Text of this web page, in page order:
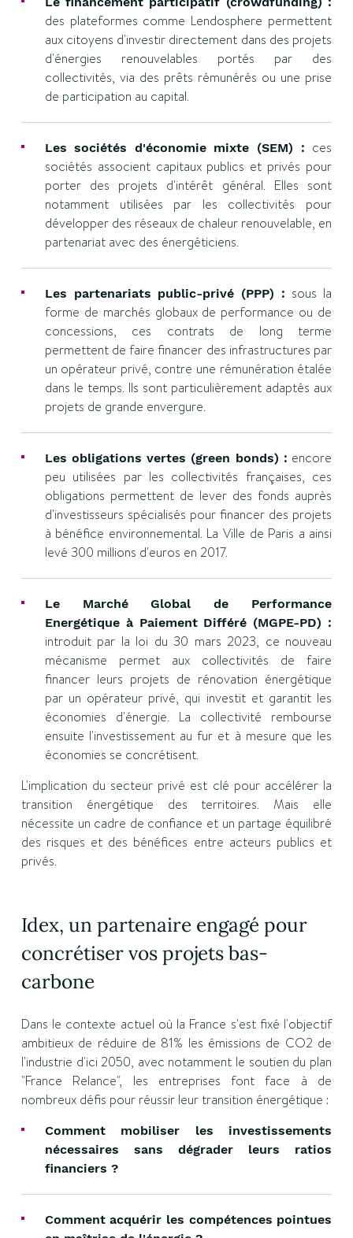
des plateformes comme Lendosphere permettent
aux citoyens d'investir directement dans des projets
d'énergies renouvelables portés par des
collectivités, via des prêts rémunérés ou une prise
de participation au capital.
Les sociétés d'économie mixte (SEM) : ces
sociétés associent capitaux publics et privés pour
porter des projets d'intérêt général. Elles sont
notamment utilisées par les collectivités pour
développer des réseaux de chaleur renouvelable, en
partenariat avec des énergéticiens.
Les partenariats public-privé (PPP) : sous la
forme de marchés globaux de performance ou de
concessions, ces contrats de long terme
permettent de faire financer des infrastructures par
un opérateur privé, contre une rémunération étalée
dans le temps. Ils sont particulièrement adaptés aux
projets de grande envergure.
Les obligations vertes (green bonds) : encore
peu utilisées par les collectivités françaises, ces
obligations permettent de lever des fonds auprès
d'investisseurs spécialisés pour financer des projets
à bénéfice environnemental. La Ville de Paris a ainsi
levé 300 millions d'euros en 2017.
Le Marché Global de Performance
Energétique à Paiement Différé (MGPE-PD) :
introduit par la loi du 30 mars 2023, ce nouveau
mécanisme permet aux collectivités de faire
financer leurs projets de rénovation énergétique
par un opérateur privé, qui investit et garantit les
économies d'énergie. La collectivité rembourse
ensuite l'investissement au fur et à mesure que les
économies se concrétisent.
L'implication du secteur privé est clé pour accélérer la
transition énergétique des territoires. Mais elle
nécessite un cadre de confiance et un partage équilibré
des risques et des bénéfices entre acteurs publics et
privés.
Idex, un partenaire engagé pour
concrétiser vos projets bas-
carbone
Dans le contexte actuel où la France s'est fixé l'objectif
ambitieux de réduire de 81% les émissions de CO2 de
l'industrie d'ici 2050, avec notamment le soutien du plan
"France Relance", les entreprises font face à de
nombreux défis pour réussir leur transition énergétique :
Comment mobiliser les investissements
nécessaires sans dégrader leurs ratios
financiers ?
Comment acquérir les compétences pointues